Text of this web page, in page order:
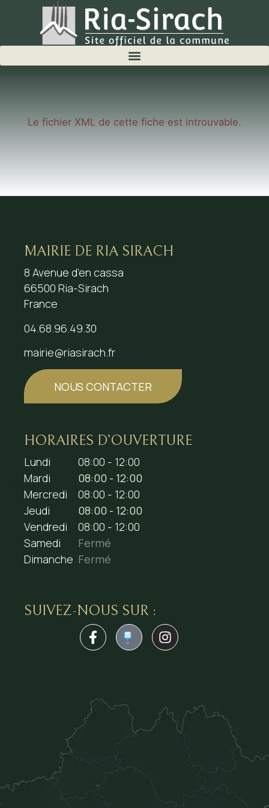
Le fichier XML de cette fiche est introuvable.
MAIRIE DE RIA SIRACH
8 Avenue d’en cassa
66500 Ria-Sirach
France
04.68.96.49.30
mairie@riasirach.fr
NOUS CONTACTER
HORAIRES D’OUVERTURE
Lundi
08:00 - 12:00
Mardi
08:00 - 12:00
Mercredi
08:00 - 12:00
Jeudi
08:00 - 12:00
Vendredi
08:00 - 12:00
Samedi
Fermé
Dimanche Fermé
SUIVEZ-NOUS SUR :
1